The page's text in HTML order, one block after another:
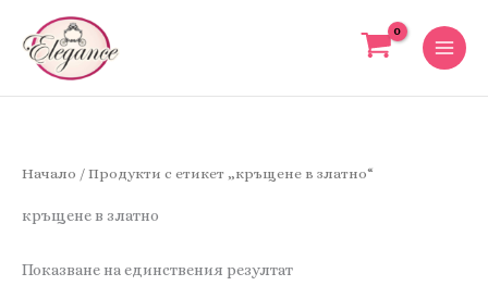
content
Начало / Продукти с етикет „кръщене в златно“
кръщене в златно
Показване на единствения резултат